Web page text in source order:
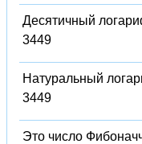
Десятичный
3449
Натуральный
3449
Это число